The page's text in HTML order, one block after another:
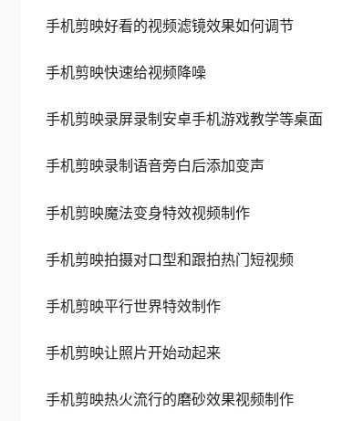
手机剪映好看的视频滤镜效果如何调节
手机剪映快速给视频降噪
手机剪映录屏录制安卓手机游戏教学等桌面
手机剪映录制语音旁白后添加变声
手机剪映魔法变身特效视频制作
手机剪映拍摄对口型和跟拍热门短视频
手机剪映平行世界特效制作
手机剪映让照片开始动起来
手机剪映热火流行的磨砂效果视频制作